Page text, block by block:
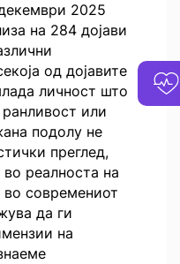
2025
на 284 дојави
од дојавите
личност што
ранливост или
подолу не
преглед,
реалноста на
современиот
да ги
на